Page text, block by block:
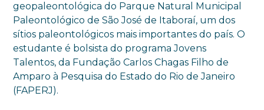
geopaleontológica do Parque Natural Municipal
Paleontológico de São José de Itaboraí, um dos
sítios paleontológicos mais importantes do país. O
estudante é bolsista do programa Jovens
Talentos, da Fundação Carlos Chagas Filho de
Amparo à Pesquisa do Estado do Rio de Janeiro
(FAPERJ).